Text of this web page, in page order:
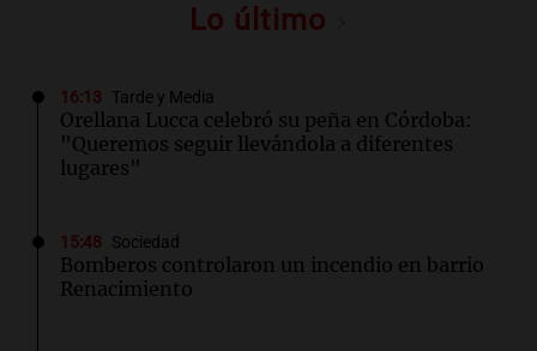
Lo último
16:13 Tarde y Media
Orellana Lucca celebró su peña en Córdoba:
"Queremos seguir llevándola a diferentes
lugares"
15:48 Sociedad
Bomberos controlaron un incendio en barrio
Renacimiento